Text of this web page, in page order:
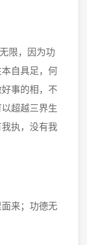
限，因为功
自具足，何
事的相，不
超越三界生
执，没有我
来；功德无